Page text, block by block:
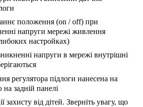
положення (on / off) при
напруги мережі живлення
настройках)
напруги в мережі внутрішні
регулятора підлоги нанесена на
задній панелі
захисту від дітей. Зверніть увагу, що